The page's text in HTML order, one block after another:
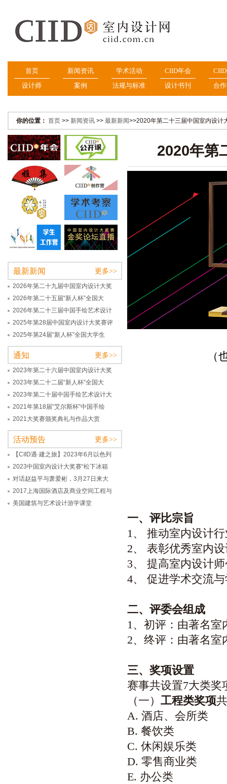
首页 新闻资讯 学术活动 CIID年会
设计师
案例 法规与标准 设计书刊 合
你的位置： 首页 >> 新闻资讯 >> 最新新闻>>2020年第二十三届中国室内设计
最新新闻 更多>>
2026年第二十九届中国室内设计大奖
2026年第二十五届“新人杯”全国大
2026年第二十三届中国手绘艺术设计
2025年第28届中国室内设计大奖赛评
2025年第24届“新人杯”全国大学生
通知 更多>>
2023年第二十六届中国室内设计大奖
2023年第二十二届“新人杯”全国大
2023年第二十届中国手绘艺术设计大
2021年第18届“艾尔斯杯”中国手绘
2021大奖赛颁奖典礼与作品大赏
活动预告 更多>>
【CIID遇·建之旅】2023年6月以色列
2023中国室内设计大奖赛“松下冰箱
对话赵益平与萧爱彬，3月27日来大
2017上海国际酒店及商业空间工程与
美国建筑与艺术设计游学课堂
2020年第
（
一、评比宗旨
1、 推动室内设计
2、 表彰优秀室内
3、 提高室内设计
4、 促进学术交流
二、评委会组成
1、初评：由著名室
2、终评：由著名
三、奖项设置
赛事共设置7大类奖
（一） 工程类奖项
A. 酒店、会所类
B. 餐饮类
C. 休闲娱乐类
D. 零售商业类
E. 办公类